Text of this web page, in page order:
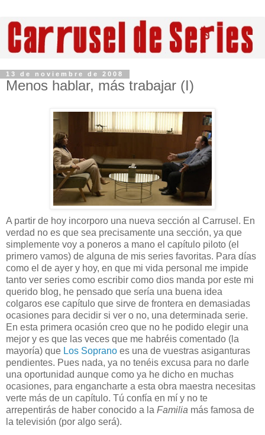
13 de noviembre de 2008
Menos hablar, más trabajar (I)
A partir de hoy incorporo una nueva sección al Carrusel. En
verdad no es que sea precisamente una sección, ya que
simplemente voy a poneros a mano el capítulo piloto (el
primero vamos) de alguna de mis series favoritas. Para días
como el de ayer y hoy, en que mi vida personal me impide
tanto ver series como escribir como dios manda por este mi
querido blog, he pensado que sería una buena idea
colgaros ese capítulo que sirve de frontera en demasiadas
ocasiones para decidir si ver o no, una determinada serie.
En esta primera ocasión creo que no he podido elegir una
mejor y es que las veces que me habréis comentado (la
mayoría) que Los Soprano es una de vuestras asiganturas
pendientes. Pues nada, ya no tenéis excusa para no darle
una oportunidad aunque como ya he dicho en muchas
ocasiones, para engancharte a esta obra maestra necesitas
verte más de un capítulo. Tú confía en mí y no te
arrepentirás de haber conocido a la Familia más famosa de
la televisión (por algo será).